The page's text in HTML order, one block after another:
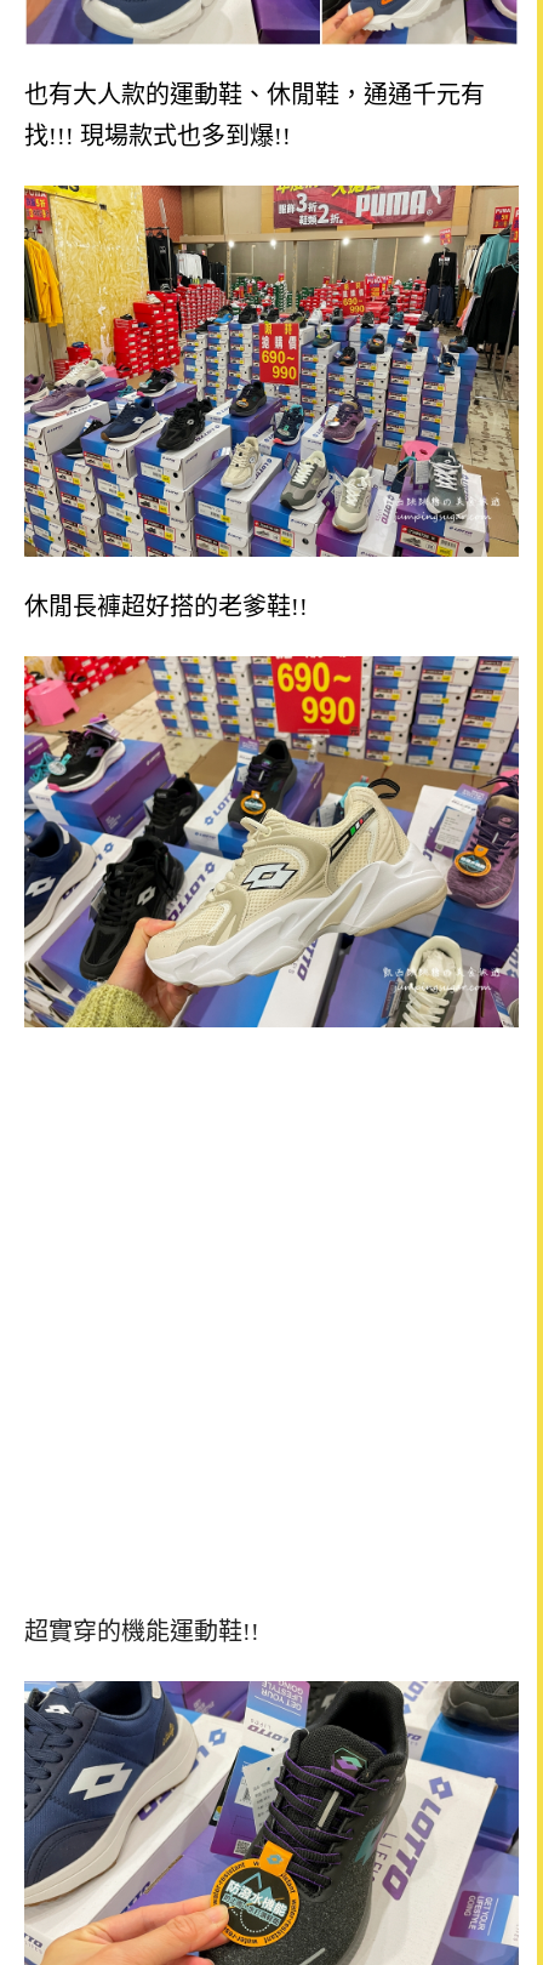
也有大人款的運動鞋、休閒鞋，通通千元有
找!!! 現場款式也多到爆!!
休閒長褲超好搭的老爹鞋!!
超實穿的機能運動鞋!!